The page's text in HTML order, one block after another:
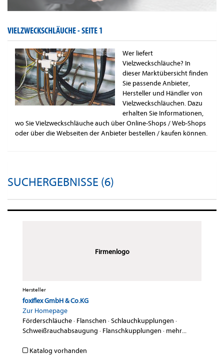
VIELZWECKSCHLÄUCHE -SEITE 1
Wer liefert
Vielzweckschläuche? In
dieser Marktübersicht finden
Sie passende Anbieter,
Hersteller und Händler von
Vielzweckschläuchen. Dazu
erhalten Sie Informationen,
wo Sie Vielzweckschläuche auch über Online-Shops / Web-Shops
oder über die Webseiten der Anbieter bestellen / kaufen können.
SUCHERGEBNISSE (6)
Firmenlogo
Hersteller
foxiflex GmbH & Co.KG
Zur Homepage
Förderschläuche· Flanschen ·Schlauchkupplungen ·
Schweißrauchabsaugung · Flanschkupplungen · mehr...
Katalog vorhanden